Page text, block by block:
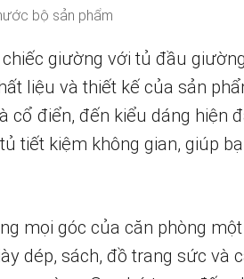
bộ sản phẩm
giường với tủ đầu
liệu và thiết kế của sản
điển, đến kiểu dáng hiện
tiết kiệm không gian, giúp
mọi góc của căn phòng
dép, sách, đồ trang sức và